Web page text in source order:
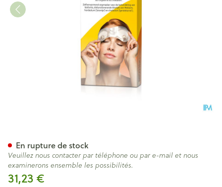
31,23 €
En rupture de stock
Veuillez nous contacter par téléphone ou par e-mail et nous
examinerons ensemble les possibilités.